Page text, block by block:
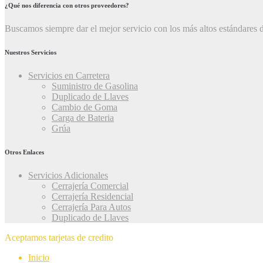
¿Qué nos diferencia con otros proveedores?
Buscamos siempre dar el mejor servicio con los más altos estándares
Nuestros Servicios
Servicios en Carretera
Suministro de Gasolina
Duplicado de Llaves
Cambio de Goma
Carga de Bateria
Grúa
Otros Enlaces
Servicios Adicionales
Cerrajería Comercial
Cerrajería Residencial
Cerrajería Para Autos
Duplicado de Llaves
Aceptamos tarjetas de credito
Inicio